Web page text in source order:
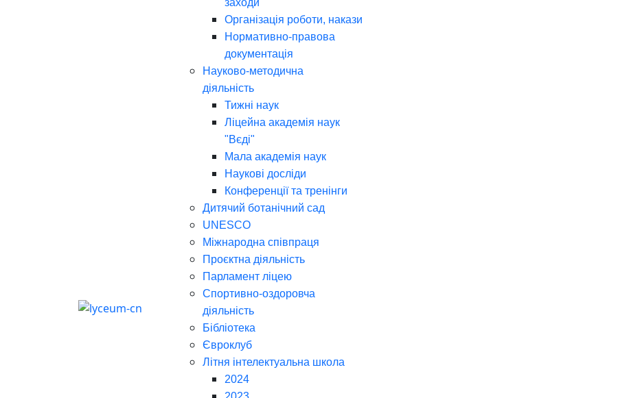
заходи
Організація роботи, накази
Нормативно-правова
документація
Науково-методична
діяльність
Тижні наук
Ліцейна академія наук
"Вєді"
Мала академія наук
Наукові досліди
Конференції та тренінги
Дитячий ботанічний сад
UNESCO
Міжнародна співпраця
Проєктна діяльність
Парламент ліцею
Спортивно-оздоровча
діяльність
Бібліотека
Євроклуб
Літня інтелектуальна школа
2024